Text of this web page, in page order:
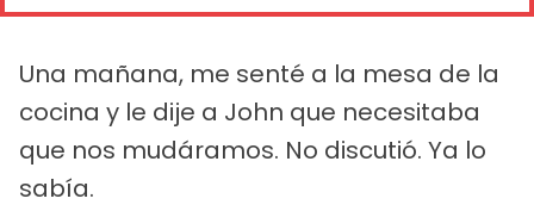
Una mañana, me senté a la mesa de la
cocina y le dije a John que necesitaba
que nos mudáramos. No discutió. Ya lo
sabía.